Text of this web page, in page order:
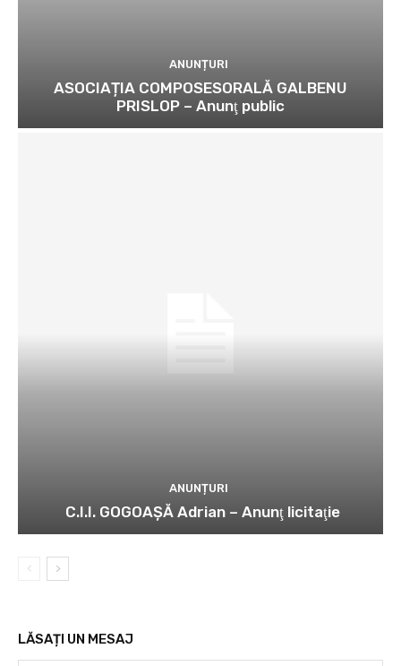
ANUNȚURI
ASOCIAȚIA COMPOSESORALĂ GALBENU
PRISLOP – Anunţ public
ANUNȚURI
C.I.I. GOGOAŞĂ Adrian – Anunţ licitaţie
LĂSAȚI UN MESAJ